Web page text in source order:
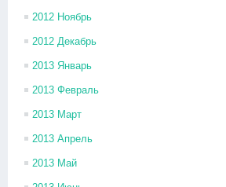
2012 Ноябрь
2012 Декабрь
2013 Январь
2013 Февраль
2013 Март
2013 Апрель
2013 Май